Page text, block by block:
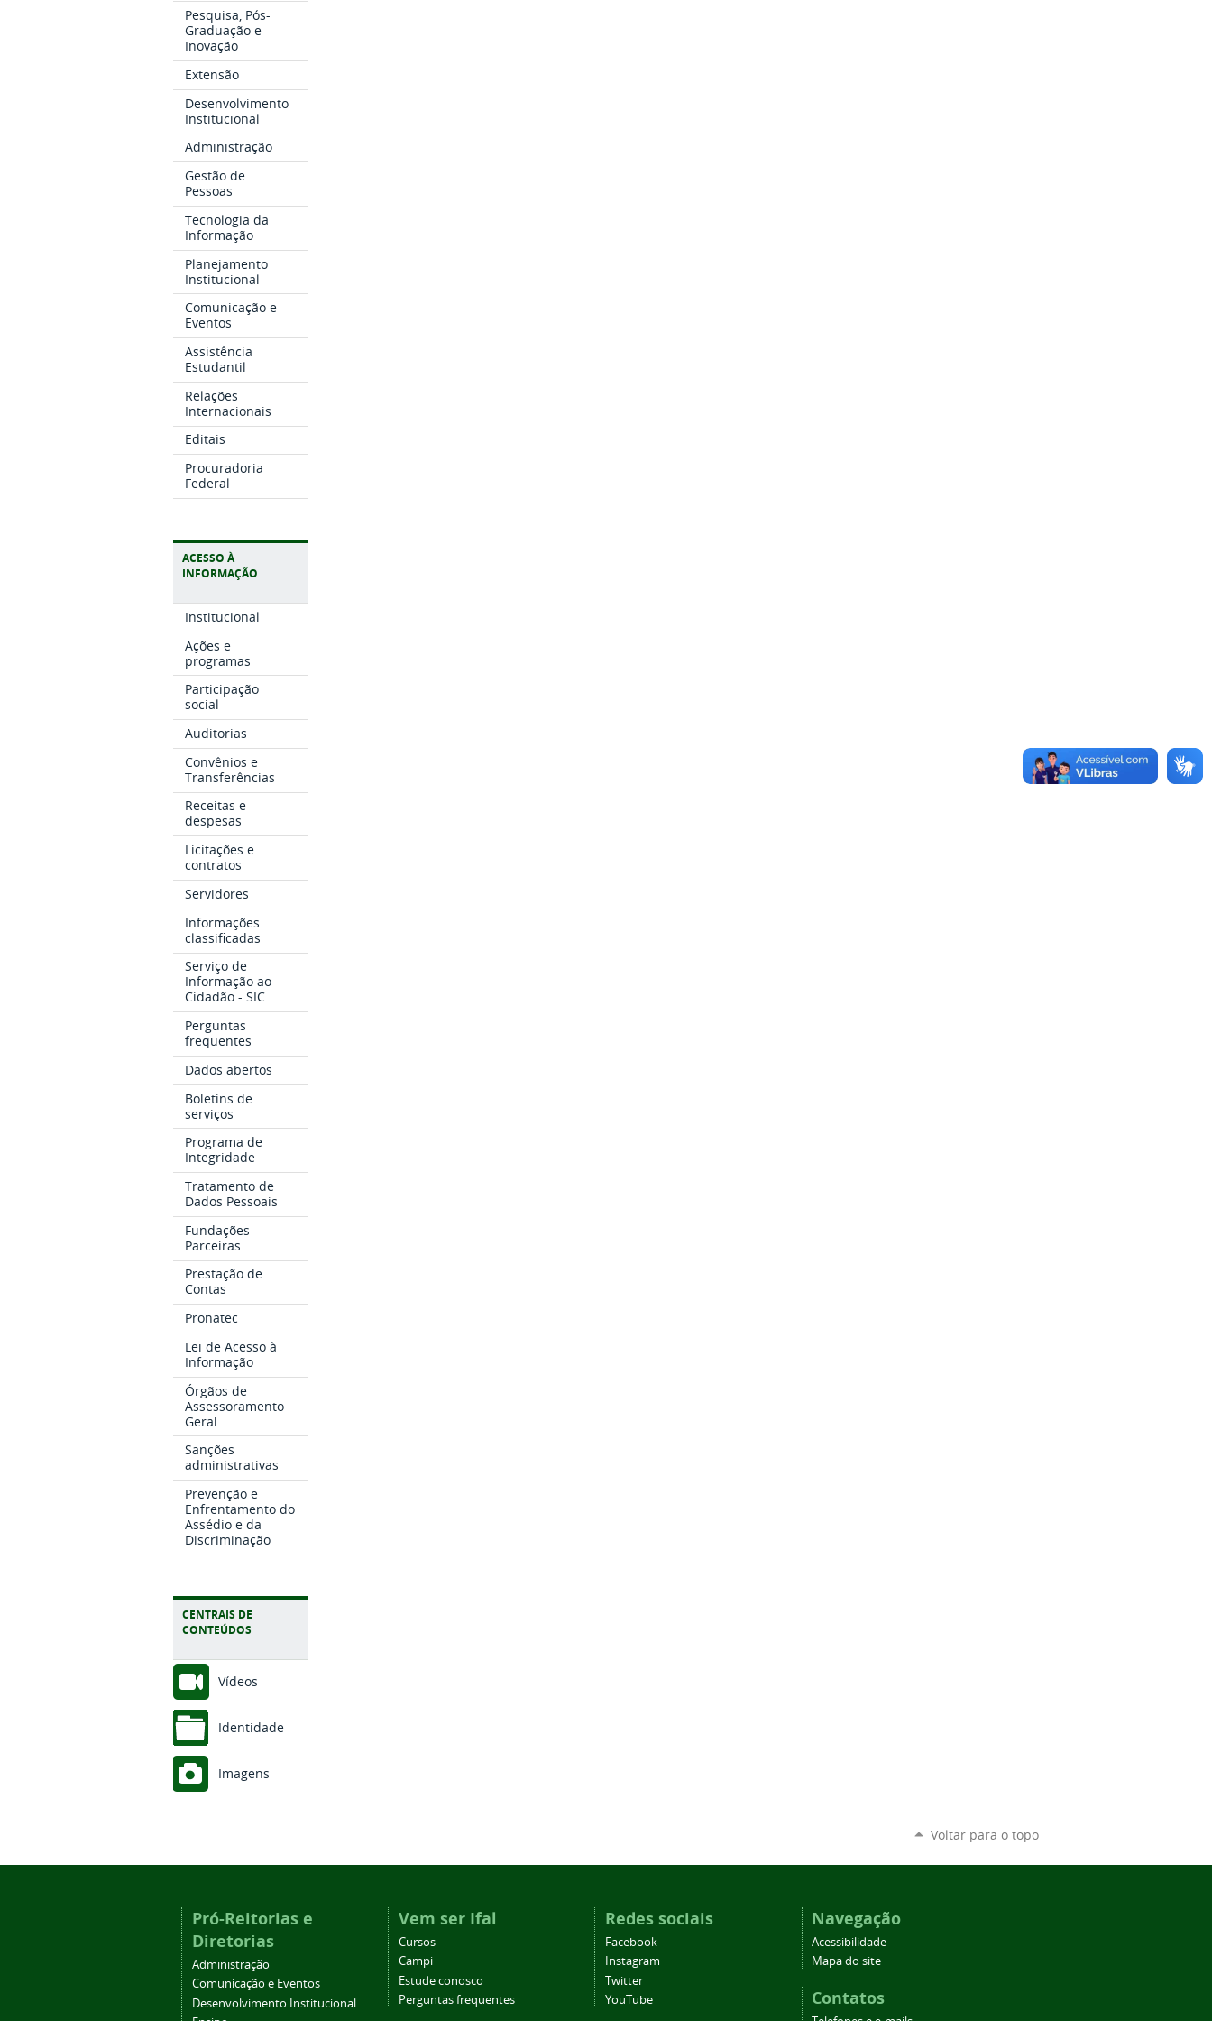
Pesquisa, Pós-
Graduação e
Inovação
Extensão
Desenvolvimento
Institucional
Administração
Gestão de
Pessoas
Tecnologia da
Informação
Planejamento
Institucional
Comunicação e
Eventos
Assistência
Estudantil
Relações
Internacionais
Editais
Procuradoria
Federal
ACESSO À
INFORMAÇÃO
Institucional
Ações e
programas
Participação
social
Auditorias
Convênios e
Transferências
Receitas e
despesas
Licitações e
contratos
Servidores
Informações
classificadas
Serviço de
Informação ao
Cidadão - SIC
Perguntas
frequentes
Dados abertos
Boletins de
serviços
Programa de
Integridade
Tratamento de
Dados Pessoais
Fundações
Parceiras
Prestação de
Contas
Pronatec
Lei de Acesso à
Informação
Órgãos de
Assessoramento
Geral
Sanções
administrativas
Prevenção e
Enfrentamento do
Assédio e da
Discriminação
CENTRAIS DE
CONTEÚDOS
Vídeos
Identidade
Imagens
Voltar para o topo
Pró-Reitorias e
Diretorias
Administração
Comunicação e Eventos
Desenvolvimento Institucional
Vem ser Ifal
Cursos
Campi
Estude conosco
Perguntas frequentes
Redes sociais
Facebook
Instagram
Twitter
YouTube
Navegação
Acessibilidade
Mapa do site
Contatos